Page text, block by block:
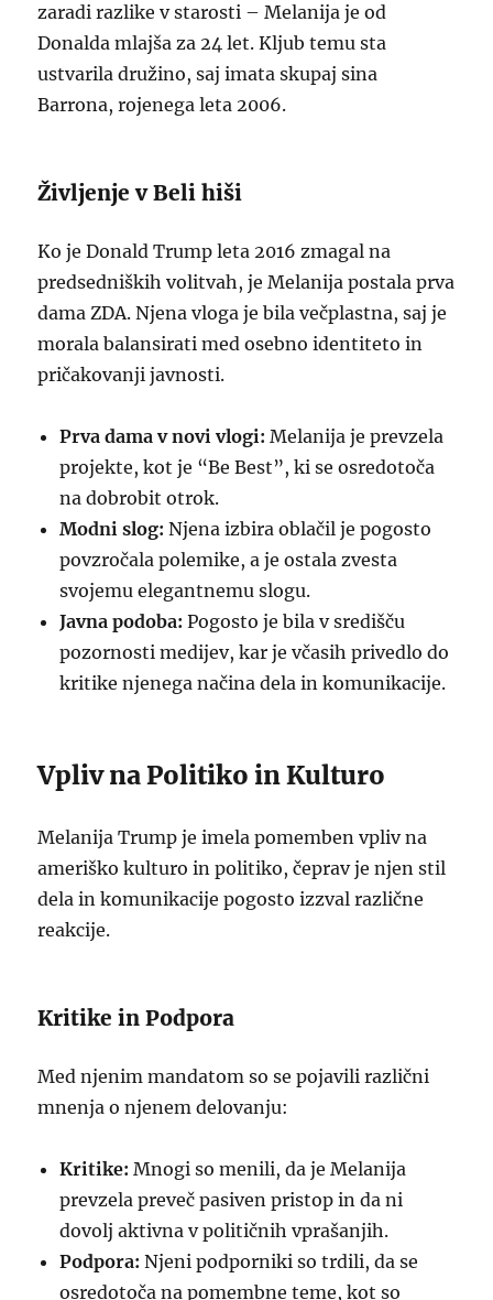
zaradi razlike v starosti – Melanija je od
Donalda mlajša za 24 let. Kljub temu sta
ustvarila družino, saj imata skupaj sina
Barrona, rojenega leta 2006.
Življenje v Beli hiši
Ko je Donald Trump leta 2016 zmagal na
predsedniških volitvah, je Melanija postala prva
dama ZDA. Njena vloga je bila večplastna, saj je
morala balansirati med osebno identiteto in
pričakovanji javnosti.
Prva dama v novi vlogi: Melanija je prevzela
projekte, kot je “Be Best”, ki se osredotoča
na dobrobit otrok.
Modni slog: Njena izbira oblačil je pogosto
povzročala polemike, a je ostala zvesta
svojemu elegantnemu slogu.
Javna podoba: Pogosto je bila v središču
pozornosti medijev, kar je včasih privedlo do
kritike njenega načina dela in komunikacije.
Vpliv na Politiko in Kulturo
Melanija Trump je imela pomemben vpliv na
ameriško kulturo in politiko, čeprav je njen stil
dela in komunikacije pogosto izzval različne
reakcije.
Kritike in Podpora
Med njenim mandatom so se pojavili različni
mnenja o njenem delovanju:
Kritike: Mnogi so menili, da je Melanija
prevzela preveč pasiven pristop in da ni
dovolj aktivna v političnih vprašanjih.
Podpora: Njeni podporniki so trdili, da se
osredotoča na pomembne teme, kot so